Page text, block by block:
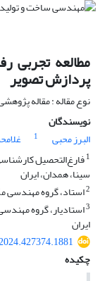
پردازش تصویر
نوع مقاله : مقاله
نویسندگان
البرز محبی
1
1فارغ‌التحصیل
سینا، همدان، ایران
2استاد، گروه مهندسی
3استادیار، گروه
ایران
چکیده